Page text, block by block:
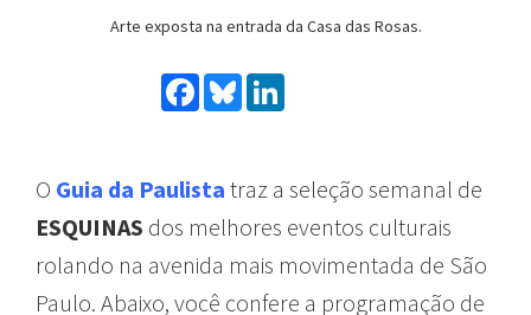
Arte exposta na entrada da Casa das Rosas.
Facebook
Bluesky
O Guia da Paulista traz a seleção semanal de
ESQUINAS dos melhores eventos culturais
rolando na avenida mais movimentada de São
Paulo. Abaixo, você confere a programação de